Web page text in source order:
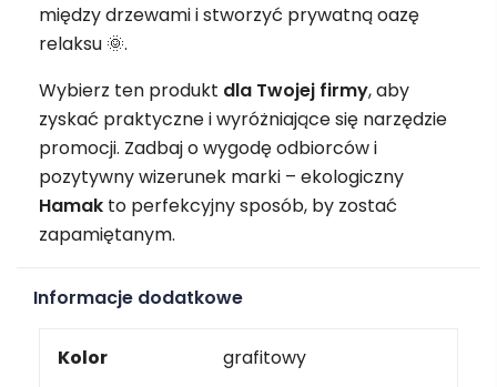
między drzewami i stworzyć prywatną oazę
relaksu 🌞.
Wybierz ten produkt dla Twojej firmy, aby
zyskać praktyczne i wyróżniające się narzędzie
promocji. Zadbaj o wygodę odbiorców i
pozytywny wizerunek marki – ekologiczny
Hamak to perfekcyjny sposób, by zostać
zapamiętanym.
Informacje dodatkowe
Kolor grafitowy